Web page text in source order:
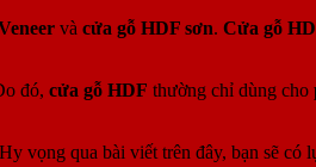
và cửa gỗ HDF sơn. Cửa gỗ
đó, cửa gỗ HDF thường chỉ dùng cho
vọng qua bài viết trên đây, bạn sẽ có